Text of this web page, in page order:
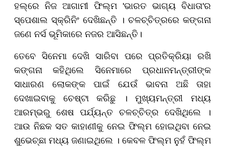
ହଲ୍‌ରେ ନିଜ ଆଗାମୀ ଫିଲ୍ମ 'ଭାରତ ଭାଗ୍ୟ ବିଧାତା'ର
ସ୍ପେଶାଲ ସ୍କ୍ରିନିଂ ଦେଖିଛନ୍ତି । ଚଳଚ୍ଚିତ୍ରରେ କଙ୍ଗନା
ଜଣେ ନର୍ସ ଭୂମିକାରେ ନଜର ଆସିଛନ୍ତି।
ତେବେ ସିନେମା ଦେଖି ସାରିବା ପରେ ପ୍ରତିକ୍ରିୟା ରଖି
କଙ୍ଗନା କହିଥିଲେ ସିନେମାରେ ପ୍ରଧାନମନ୍ତ୍ରୀଙ୍କ
ସାଧାରଣ ଲୋକଙ୍କ ପାଇଁ ଯେଉଁ ଭାବନା ଅଛି ତାହା
ଦେଖାଇବାକୁ ଚେଷ୍ଟା କରିଛୁ । ମୁଖ୍ୟମନ୍ତ୍ରୀ ମଧ୍ୟ
ଆରମ୍ଭରୁ ଶେଷ ପର୍ଯ୍ୟନ୍ତ ଚଳଚ୍ଚିତ୍ର ଦେଖିଥିଲେ ।
ଆଉ ନିଛକ ସତ କାହାଣୀକୁ ନେଇ ଫିଲ୍ମ ହୋଇଥିବା ନେଇ
ଶୁଭେଚ୍ଛା ମଧ୍ୟ ଜଣାଇଥିଲେ । କେବଳ ଫିଲ୍ମ ନୁହଁ ଫିଲ୍ମ